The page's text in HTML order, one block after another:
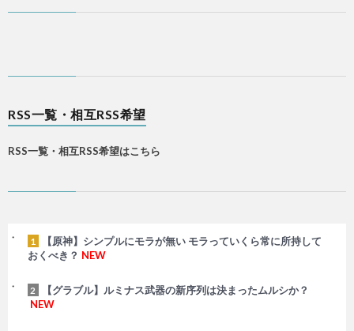
RSS一覧・相互RSS希望
RSS一覧・相互RSS希望はこちら
1
【原神】シンプルにモラが無い モラっていくら常に所持して
おくべき？ NEW
2
【グラブル】ルミナス武器の新序列は決まったムルシか？
NEW